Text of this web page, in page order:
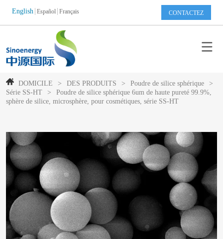
English Español Français CONTACTEZ
DOMICILE > DES PRODUITS > Poudre de silice sphérique
>
Série SS-HT
>
Poudre de silice sphérique 6um de haute pureté 99.9%,
sphère de silice, microsphère, pour cosmétiques, série SS-HT